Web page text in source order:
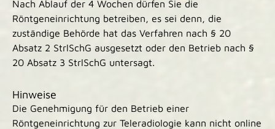
Nach Ablauf der 4 Wochen dürfen Sie die
Röntgeneinrichtung betreiben, es sei denn, die
zuständige Behörde hat das Verfahren nach § 20
Absatz 2 StrlSchG ausgesetzt oder den Betrieb nach §
20 Absatz 3 StrlSchG untersagt.
Hinweise
Die Genehmigung für den Betrieb einer
Röntgeneinrichtung zur Teleradiologie kann nicht online